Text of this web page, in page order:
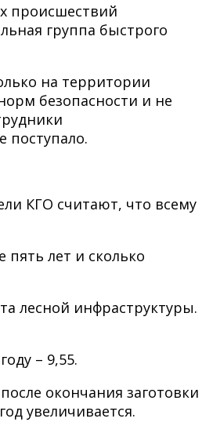
происшествий
группа быстрого
на территории
безопасности и не
поступало.
КГО считают, что всему
пять лет и сколько
лесной инфраструктуры.
– 9,55.
окончания заготовки
увеличивается.